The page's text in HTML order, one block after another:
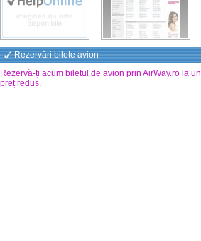
Rezervări bilete avion
Rezervă-ți acum biletul de avion prin AirWay.ro la un
preț redus.